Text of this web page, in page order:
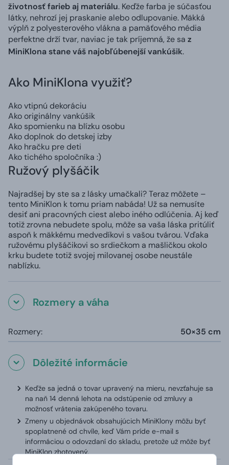
životnosť farieb aj materiálu. Keďže farba je súčasťou
látky, nehrozí jej praskanie alebo odlupovanie. Mäkká
výplň z polyesterového vlákna a pamäťového média
perfektne drží tvar, naviac je tak príjemná, že sa z
MiniKlona stane váš najobľúbenejší vankúšik.
Ako MiniKlona využiť?
Ako vtipnú dekoráciu
Ako originálny vankúšik
Ako spomienku na blízku osobu
Ako doplnok do detskej izby
Ako hračku pre deti
Ako tichého spoločníka :)
Ružový plyšáčik
Najradšej by ste sa z lásky umačkali? Teraz môžete –
tento MiniKlon k tomu priam nabáda! Už sa nemusíte
desiť ani pracovných ciest alebo iného odlúčenia. Aj keď
totiž zrovna nebudete spolu, môže sa vaša láska pritúliť
aspoň k mäkkému medvedíkovi s vašou tvárou. Vďaka
ružovému plyšáčikovi so srdiečkom a mašličkou okolo
krku budete totiž svojej milovanej osobe neustále
nablízku.
Rozmery a váha
Rozmery: 50×35 cm
Dôležité informácie
Keďže sa jedná o tovar upravený na mieru, nevzťahuje sa
na naň 14 denná lehota na odstúpenie od zmluvy a
možnosť vrátenia zakúpeného tovaru.
Zmeny u objednávok obsahujúcich MiniKlony môžu byť
spoplatnené od chvíle, keď Vám príde e-mail s
informáciou o odovzdaní do skladu, pretože už môže byť
MiniKlon zhotovený.